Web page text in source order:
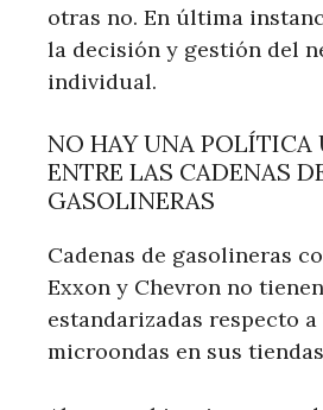
otras no. En última
la decisión y gestión del
individual.
NO HAY UNA POLÍTICA
ENTRE LAS CADENAS
GASOLINERAS
Cadenas de gasolineras
Exxon y Chevron no
estandarizadas respecto
microondas en sus